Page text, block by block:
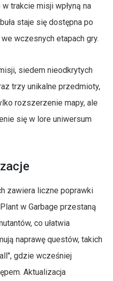
trakcie misji wpłyną na
staje się dostępna po
wczesnych etapach gry.
siedem nieodkrytych
trzy unikalne przedmioty,
rozszerzenie mapy, ale
się w lore uniwersum
zawiera liczne poprawki
w Garbage przestaną
co ułatwia
naprawę questów, takich
gdzie wcześniej
Aktualizacja